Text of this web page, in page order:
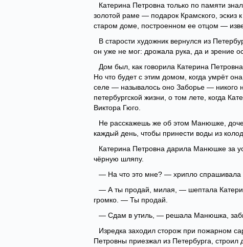
Катерина Петровна только по памяти
золотой раме — подарок Крамского, эскиз
старом доме, построенном ее отцом —
В старости художник вернулся из
он уже не мог: дрожала рука, да и зрение
Дом был, как говорила Катерина
Но что будет с этим домом, когда умрёт
селе — называлось оно Заборье — никого
петербургской жизни, о том лете, когда
Виктора Гюго.
Не расскажешь же об этом Манюшке,
каждый день, чтобы принести воды из
Катерина Петровна дарила Манюшке за
чёрную шляпу.
— На что это мне? — хрипло
— А ты продай, милая, — шептала
громко. — Ты продай.
— Сдам в утиль, — решала Манюшка,
Изредка заходил сторож при пожарном
Петровны приезжал из Петербурга, строил